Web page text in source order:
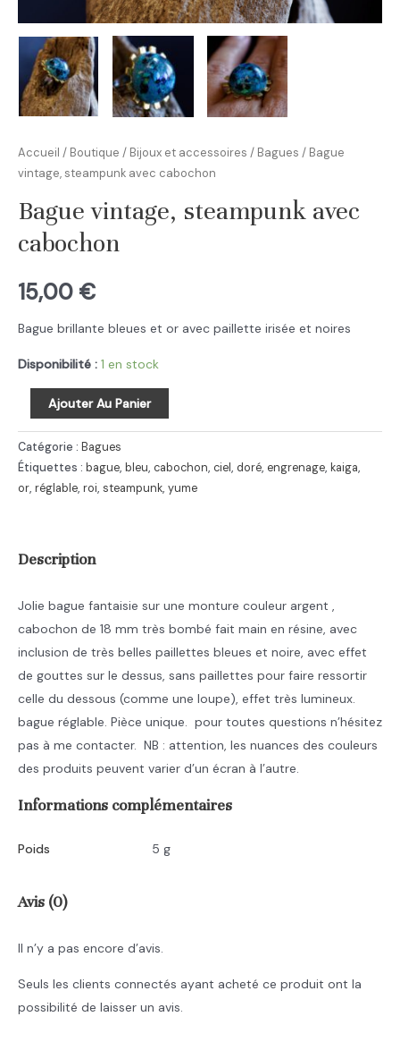
Accueil / Boutique / Bijoux et accessoires / Bagues / Bague
vintage, steampunk avec cabochon
Bague vintage, steampunk avec
cabochon
15,00 €
Bague brillante bleues et or avec paillette irisée et noires
Disponibilité : 1 en stock
quantité
de
Bague
vintage,
steampunk
Ajouter Au Panier
Catégorie : Bagues
Étiquettes : bague, bleu, cabochon, ciel, doré, engrenage, kaiga,
or, réglable, roi, steampunk, yume
Description
Jolie bague fantaisie sur une monture couleur argent ,
cabochon de 18 mm très bombé fait main en résine, avec
inclusion de très belles paillettes bleues et noire, avec effet
de gouttes sur le dessus, sans paillettes pour faire ressortir
celle du dessous (comme une loupe), effet très lumineux.
bague réglable. Pièce unique. pour toutes questions n’hésitez
pas à me contacter. NB : attention, les nuances des couleurs
des produits peuvent varier d’un écran à l’autre.
Informations complémentaires
Poids 5 g
Avis (0)
Il n’y a pas encore d’avis.
Seuls les clients connectés ayant acheté ce produit ont la
possibilité de laisser un avis.